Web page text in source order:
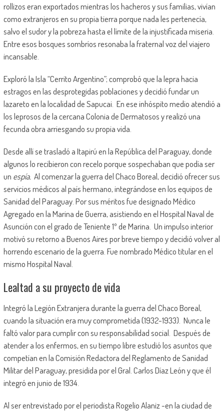
rollizos eran exportados mientras los hacheros y sus familias, vivían
como extranjeros en su propia tierra porque nada les pertenecía,
salvo el sudor y la pobreza hasta el límite de la injustificada miseria.
Entre esos bosques sombríos resonaba la fraternal voz del viajero
incansable.
Exploró la Isla “Cerrito Argentino”; comprobó que la lepra hacia
estragos en las desprotegidas poblaciones y decidió fundar un
lazareto en la localidad de Sapucai. En ese inhóspito medio atendió a
los leprosos de la cercana Colonia de Dermatosos y realizó una
fecunda obra arriesgando su propia vida.
Desde allí se trasladó a Itapirú en la República del Paraguay, donde
algunos lo recibieron con recelo porque sospechaban que podía ser
un espía. Al comenzar la guerra del Chaco Boreal, decidió ofrecer sus
servicios médicos al país hermano, integrándose en los equipos de
Sanidad del Paraguay. Por sus méritos fue designado Médico
Agregado en la Marina de Guerra, asistiendo en el Hospital Naval de
Asunción con el grado de Teniente 1º de Marina. Un impulso interior
motivó su retorno a Buenos Aires por breve tiempo y decidió volver al
horrendo escenario de la guerra. Fue nombrado Médico titular en el
mismo Hospital Naval.
Lealtad a su proyecto de vida
Integró la Legión Extranjera durante la guerra del Chaco Boreal,
cuando la situación era muy comprometida (1932-1933). Nunca le
faltó valor para cumplir con su responsabilidad social. Después de
atender a los enfermos, en su tiempo libre estudió los asuntos que
competían en la Comisión Redactora del Reglamento de Sanidad
Militar del Paraguay, presidida por el Gral. Carlos Díaz León y que él
integró en junio de 1934.
Al ser entrevistado por el periodista Rogelio Alaniz -en la ciudad de